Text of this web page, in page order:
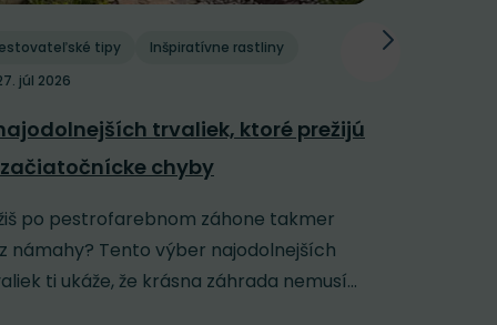
tipy
Inšpiratívne rastliny
júl 2026
trvaliek, ktoré prežijú
chyby
po pestrofarebnom záhone takmer
námahy? Tento výber najodolnejších
ti ukáže, že krásna záhrada nemusí...